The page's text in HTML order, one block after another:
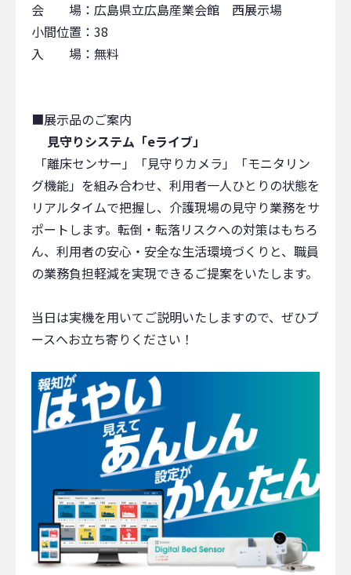
会 場：広島県立広島産業会館 西展示場
小間位置：38
入 場：無料
■展示品のご案内
見守りシステム「eライブ」
「離床センサー」「見守りカメラ」「モニタリン
グ機能」を組み合わせ、利用者一人ひとりの状態を
リアルタイムで把握し、介護現場の見守り業務をサ
ポートします。 転倒・転落リスクへの対策はもちろ
ん、利用者の安心・安全な生活環境づくりと、職員
の業務負担軽減を実現できるご提案をいたします。
当日は実機を用いてご説明いたしますので、ぜひブ
ースへお立ち寄りください！